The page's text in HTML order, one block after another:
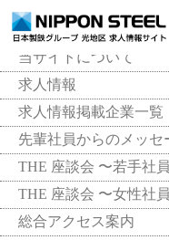
トップページ
当サイトについて
求人情報
求人情報掲載企業一覧
先輩社員からのメッセ
THE 座談会 〜若手社
THE 座談会 〜女性社
総合アクセス案内